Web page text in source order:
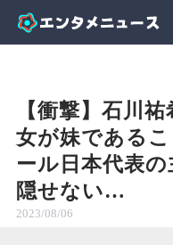
【衝撃】石川
女が妹である
ール日本代表
隠せない…
2023/08/06